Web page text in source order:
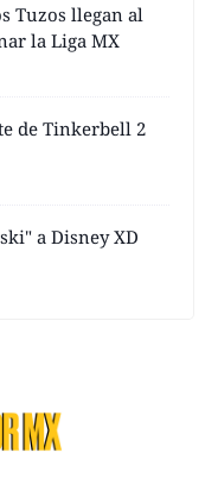
Tuzos llegan al
la Liga MX
de Tinkerbell 2
a Disney XD